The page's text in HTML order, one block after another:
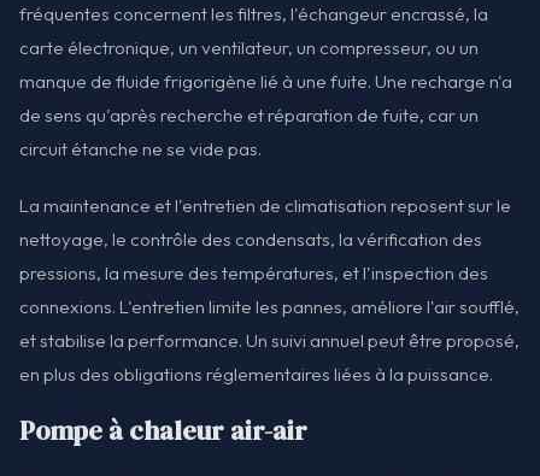
fréquentes concernent les filtres, l'échangeur encrassé, la
carte électronique, un ventilateur, un compresseur, ou un
manque de fluide frigorigène lié à une fuite. Une recharge n'a
de sens qu'après recherche et réparation de fuite, car un
circuit étanche ne se vide pas.
La maintenance et l'entretien de climatisation reposent sur le
nettoyage, le contrôle des condensats, la vérification des
pressions, la mesure des températures, et l'inspection des
connexions. L'entretien limite les pannes, améliore l'air soufflé,
et stabilise la performance. Un suivi annuel peut être proposé,
en plus des obligations réglementaires liées à la puissance.
Pompe à chaleur air-air